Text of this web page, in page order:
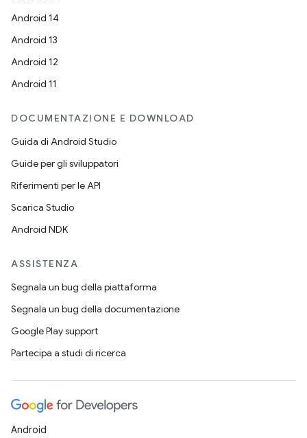
Android 14
Android 13
Android 12
Android 11
DOCUMENTAZIONE E DOWNLOAD
Guida di Android Studio
Guide per gli sviluppatori
Riferimenti per le API
Scarica Studio
Android NDK
ASSISTENZA
Segnala un bug della piattaforma
Segnala un bug della documentazione
Google Play support
Partecipa a studi di ricerca
Android